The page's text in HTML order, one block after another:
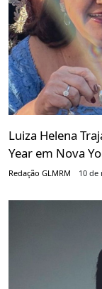
Luiza Helena
Year em Nova
Redação GLMRM 10 de